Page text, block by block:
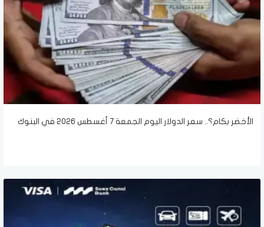
الأخضر بكام؟.. سعر الدولار اليوم الجمعة 7 أغسطس 2026 في البنوك